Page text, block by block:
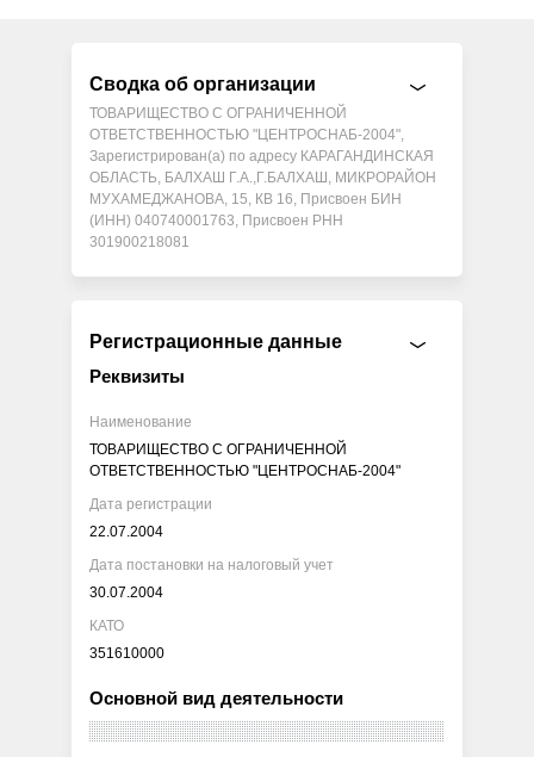
Сводка об организации
ТОВАРИЩЕСТВО С ОГРАНИЧЕННОЙ
ОТВЕТСТВЕННОСТЬЮ "ЦЕНТРОСНАБ-2004",
Зарегистрирован(а) по адресу КАРАГАНДИНСКАЯ
ОБЛАСТЬ, БАЛХАШ Г.А.,Г.БАЛХАШ, МИКРОРАЙОН
МУХАМЕДЖАНОВА, 15, КВ 16, Присвоен БИН
(ИНН) 040740001763, Присвоен РНН
301900218081
Регистрационные данные
Реквизиты
Наименование
ТОВАРИЩЕСТВО С ОГРАНИЧЕННОЙ
ОТВЕТСТВЕННОСТЬЮ "ЦЕНТРОСНАБ-2004"
Дата регистрации
22.07.2004
Дата постановки на налоговый учет
30.07.2004
КАТО
351610000
Основной вид деятельности